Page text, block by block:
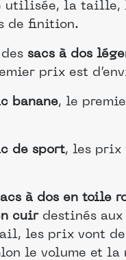
utilisée, la taille,
de finition.
sacs à dos
prix est
banane, le
de sport, les prix
à dos en toile
cuirdestinés aux
les prix vont
le volume et la